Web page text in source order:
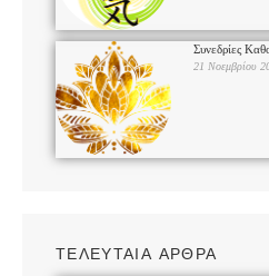
Συνεδρίες
21 Νοεμβρίου
ΤΕΛΕΥΤΑΙΑ ΑΡΘΡΑ